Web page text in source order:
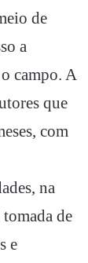
de
a
campo. A
que
com
na
de
e